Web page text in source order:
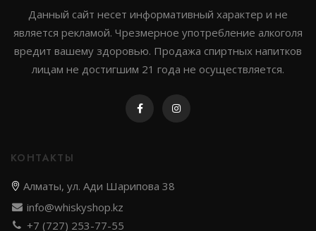
Данный сайт несет информативный характер и не
является рекламой. Чрезмерное употребление алкоголя
вредит вашему здоровью. Продажа спиртных напитков
лицам не достигшим 21 года не осуществляется.
КОНТАКТЫ
Алматы, ул. Ади Шарипова 38
info@whiskyshop.kz
+7 (727) 253-77-55